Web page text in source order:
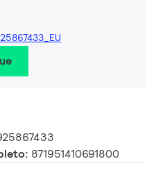
871951410691800